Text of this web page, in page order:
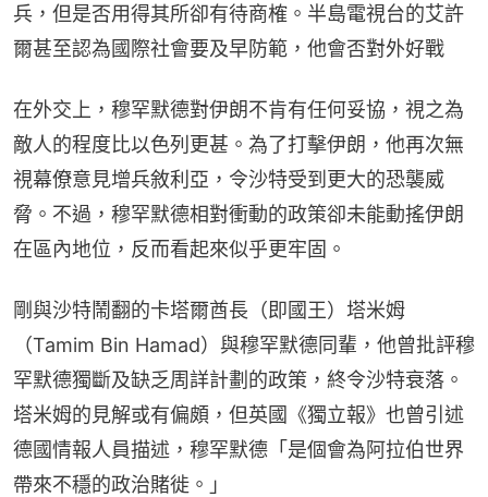
兵，但是否用得其所卻有待商榷。半島電視台的艾許
爾甚至認為國際社會要及早防範，他會否對外好戰
在外交上，穆罕默德對伊朗不肯有任何妥協，視之為
敵人的程度比以色列更甚。為了打擊伊朗，他再次無
視幕僚意見增兵敘利亞，令沙特受到更大的恐襲威
脅。不過，穆罕默德相對衝動的政策卻未能動搖伊朗
在區內地位，反而看起來似乎更牢固。
剛與沙特鬧翻的卡塔爾酋長（即國王）塔米姆
（Tamim Bin Hamad）與穆罕默德同輩，他曾批評穆
罕默德獨斷及缺乏周詳計劃的政策，終令沙特衰落。
塔米姆的見解或有偏頗，但英國《獨立報》也曾引述
德國情報人員描述，穆罕默德「是個會為阿拉伯世界
帶來不穩的政治賭徙。」